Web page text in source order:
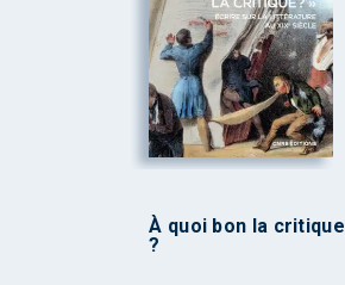
À quoi bon la critique
?